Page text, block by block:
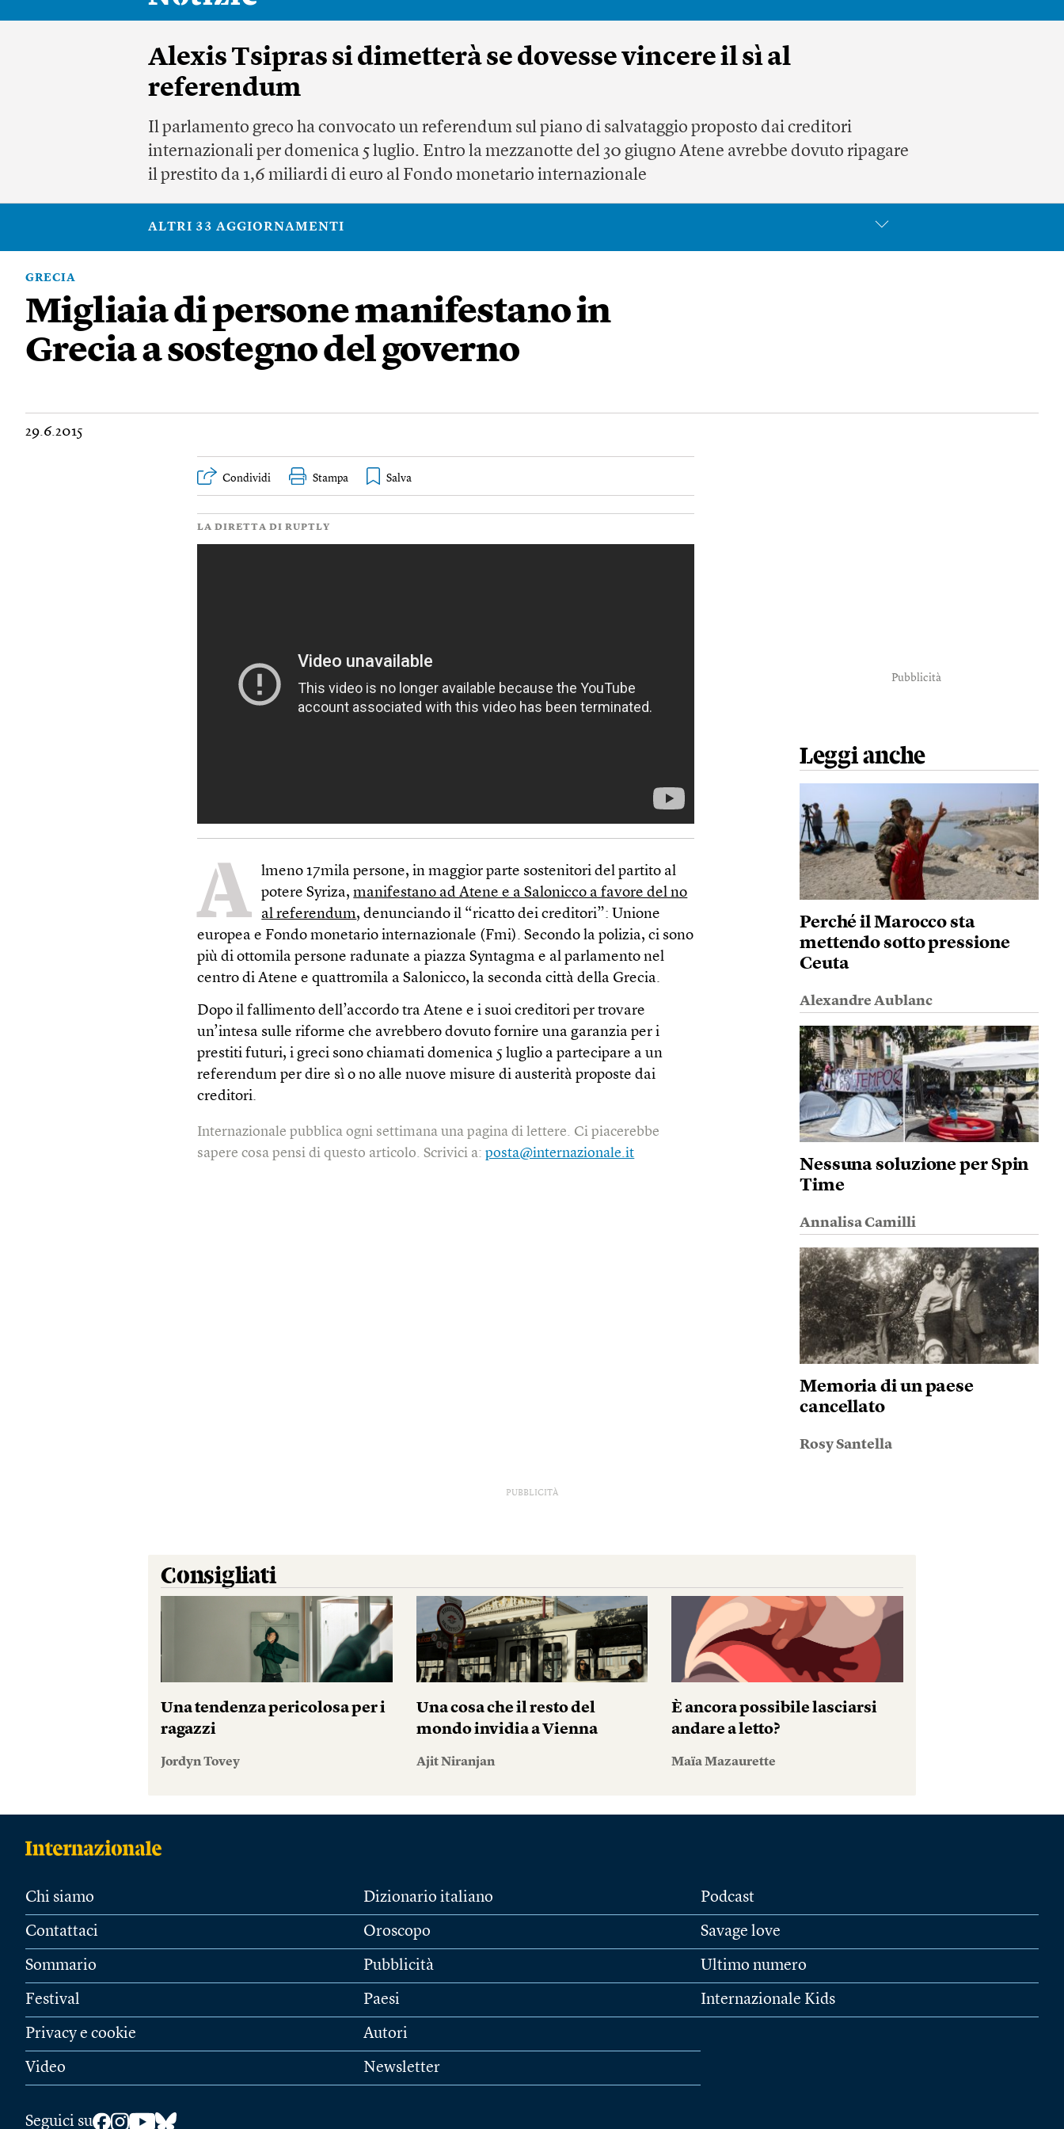
Alexis Tsipras si dimetterà se dovesse vincere il sì al
referendum
Il parlamento greco ha convocato un referendum sul piano di salvataggio proposto dai creditori
internazionali per domenica 5 luglio. Entro la mezzanotte del 30 giugno Atene avrebbe dovuto ripagare
il prestito da 1,6 miliardi di euro al Fondo monetario internazionale
ALTRI 33 AGGIORNAMENTI
GRECIA
Migliaia di persone manifestano in
Grecia a sostegno del governo
29.6.2015
Condividi Stampa
LA DIRETTA DI RUPTLY
A
lmeno 17mila persone, in maggior parte sostenitori del partito al
potere Syriza,manifestano ad Atene e a Salonicco a favore del no
al referendum, denunciando il “ricatto dei creditori”: Unione
europea e Fondo monetario internazionale (Fmi). Secondo la polizia, ci sono
più di ottomila persone radunate a piazza Syntagma e al parlamento nel
centro di Atene e quattromila a Salonicco, la seconda città della Grecia.
Dopo il fallimento dell’accordo tra Atene e i suoi creditori per trovare
un’intesa sulle riforme che avrebbero dovuto fornire una garanzia per i
prestiti futuri, i greci sono chiamati domenica 5 luglio a partecipare a un
referendum per dire sì o no alle nuove misure di austerità proposte dai
creditori.
Internazionale pubblica ogni settimana una pagina di lettere. Ci piacerebbe
sapere cosa pensi di questo articolo. Scrivici a:posta@internazionale.it
Pubblicità
Leggi anche
Perché il Marocco sta
mettendo sotto pressione
Ceuta
Alexandre Aublanc
Nessuna soluzione per Spin
Time
Annalisa Camilli
Memoria di un paese
cancellato
Rosy Santella
PUBBLICITÀ
Consigliati
Una tendenza pericolosa per i
ragazzi
Jordyn Tovey
Una cosa che il resto del
mondo invidia a Vienna
Ajit Niranjan
È ancora possibile lasciarsi
andare a letto?
Maïa Mazaurette
Chi siamo
Contattaci
Sommario
Festival
Privacy e cookie
Video
Dizionario italiano
Oroscopo
Pubblicità
Paesi
Autori
Newsletter
Podcast
Savage love
Ultimo numero
Internazionale Kids
Seguici su